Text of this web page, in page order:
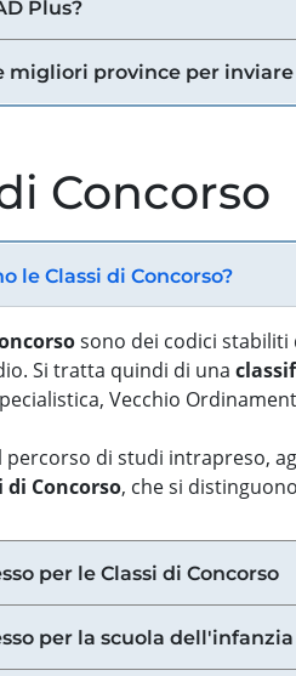
Plus?
migliori province per inviare
Concorso
le Classi di Concorso?
sono dei codici stabiliti
Si tratta quindi di una
Vecchio
percorso di studi intrapreso,
di Concorso, che si
per le Classi di Concorso
per la scuola